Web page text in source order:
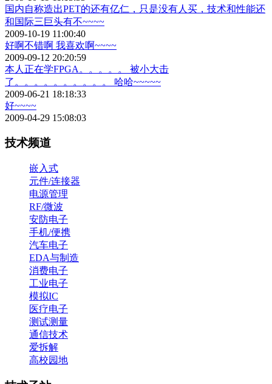
国内自称造出PET的还有亿仁，只是没有人买，技术和性能还
和国际三巨头有不~~~~
2009-10-19 11:00:40
好啊不错啊 我喜欢啊~~~~
2009-09-12 20:20:59
本人正在学FPGA。。。。。 被小大击
了。。。。。。。。。。 哈哈~~~~~
2009-06-21 18:18:33
好~~~~
2009-04-29 15:08:03
技术频道
嵌入式
元件/连接器
电源管理
RF/微波
安防电子
手机/便携
汽车电子
EDA与制造
消费电子
工业电子
模拟IC
医疗电子
测试测量
通信技术
爱拆解
高校园地